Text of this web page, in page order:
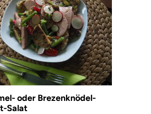
oder Brezenknödel-
Salat